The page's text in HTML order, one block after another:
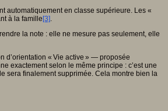
automatiquement en classe supérieure. Les «
à la famille [3].
la note : elle ne mesure pas seulement, elle
d’orientation « Vie active » — proposée
exactement selon le même principe : c’est une
sera finalement supprimée. Cela montre bien la